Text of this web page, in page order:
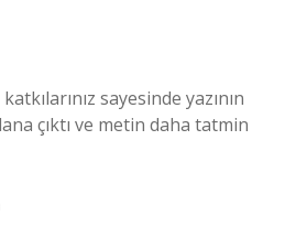
sayesinde yazının
çıktı ve metin daha tatmin